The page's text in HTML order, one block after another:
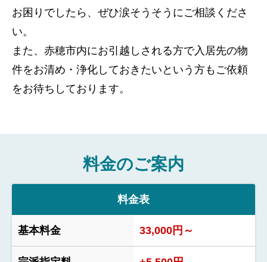
お困りでしたら、ぜひ涙そうそうにご相談くださ
い。
また、赤穂市内にお引越しされる方で入居先の物
件をお清め・浄化しておきたいという方もご依頼
をお待ちしております。
料金のご案内
料金表
基本料金 33,000円～